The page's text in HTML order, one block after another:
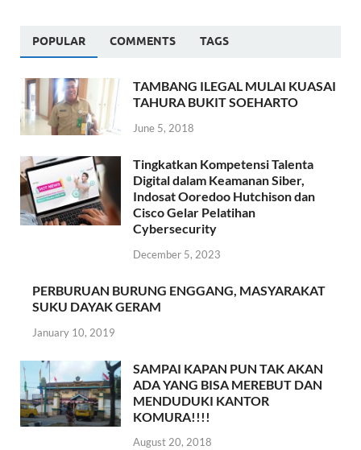
POPULAR COMMENTS TAGS
TAMBANG ILEGAL MULAI KUASAI
TAHURA BUKIT SOEHARTO
June 5, 2018
Tingkatkan Kompetensi Talenta
Digital dalam Keamanan Siber,
Indosat Ooredoo Hutchison dan
Cisco Gelar Pelatihan
Cybersecurity
December 5, 2023
PERBURUAN BURUNG ENGGANG, MASYARAKAT
SUKU DAYAK GERAM
January 10, 2019
SAMPAI KAPAN PUN TAK AKAN
ADA YANG BISA MEREBUT DAN
MENDUDUKI KANTOR
KOMURA!!!!
August 20, 2018